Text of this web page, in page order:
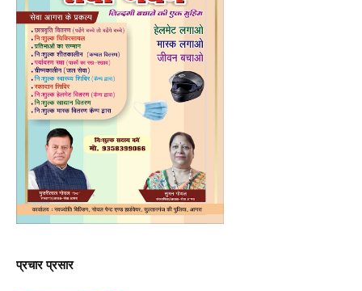
प्रचार प्रसार